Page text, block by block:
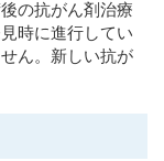
の抗がん剤治療
時に進行してい
ん。新しい抗が